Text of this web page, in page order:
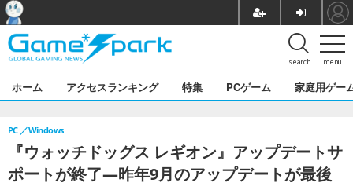
menu
search
ホーム アクセスランキング 特集 PCゲーム 家庭用ゲー
『ウォッチドッグス レギオン』アップデートサ
ポートが終了―昨年9月のアップデートが最後
PC Windows